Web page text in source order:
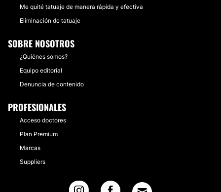
Me quité tatuaje de manera rápida y efectiva
Eliminación de tatuaje
SOBRE NOSOTROS
¿Quiénes somos?
Equipo editorial
Denuncia de contenido
PROFESIONALES
Acceso doctores
Plan Premium
Marcas
Suppliers